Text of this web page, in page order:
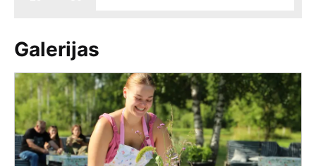
Galerijas